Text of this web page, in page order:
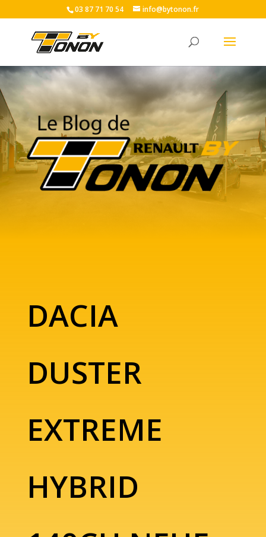
03 87 71 70 54 info@bytonon.fr
DACIA
DUSTER
EXTREME
HYBRID